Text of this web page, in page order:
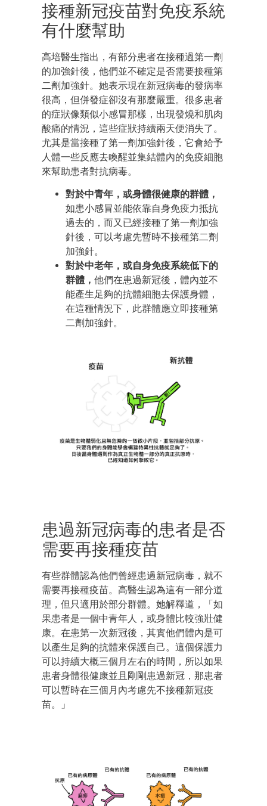
接種新冠疫苗對免疫系統
有什麼幫助
高培醫生指出，有部分患者在接種過第一劑
的加強針後，他們並不確定是否需要接種第
二劑加強針。她表示現在新冠病毒的發病率
很高，但併發症卻沒有那麼嚴重。很多患者
的症狀像類似小感冒那樣，出現發燒和肌肉
酸痛的情況，這些症狀持續兩天便消失了。
尤其是當接種了第一劑加強針後，它會給予
人體一些反應去喚醒並集結體內的免疫細胞
來幫助患者對抗病毒。
對於中青年，或身體很健康的群體，
如患小感冒並能依靠自身免疫力抵抗
過去的，而又已經接種了第一劑加強
針後，可以考慮先暫時不接種第二劑
加強針。
對於中老年，或自身免疫系統低下的
群體， 他們在患過新冠後，體內並不
能產生足夠的抗體細胞去保護身體，
在這種情況下，此群體應立即接種第
二劑加強針。
患過新冠病毒的患者是否
需要再接種疫苗
有些群體認為他們曾經患過新冠病毒，就不
需要再接種疫苗。高醫生認為這有一部分道
理，但只適用於部分群體。她解釋道，「如
果患者是一個中青年人，或身體比較強壯健
康。在患第一次新冠後，其實他們體內是可
以產生足夠的抗體來保護自己。這個保護力
可以持續大概三個月左右的時間，所以如果
患者身體很健康並且剛剛患過新冠，那患者
可以暫時在三個月內考慮先不接種新冠疫
苗。」